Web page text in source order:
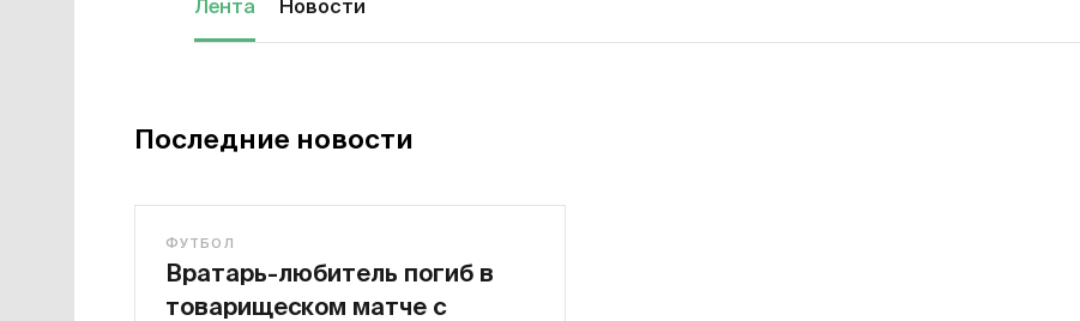
Лента Новости
Последние новости
ФУТБОЛ
Вратарь-любитель погиб в
товарищеском матче с